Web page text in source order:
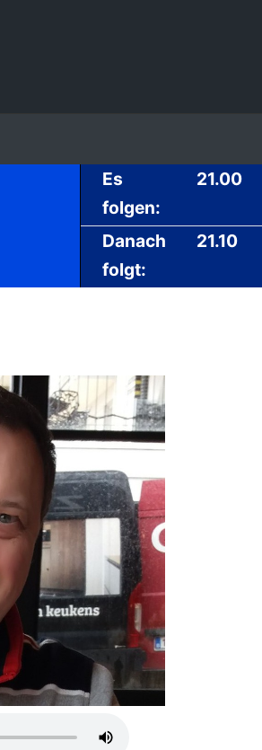
Es
folgen:
21.00
Danach
folgt:
21.10